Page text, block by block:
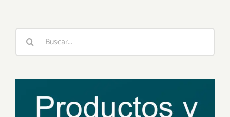
Buscar: